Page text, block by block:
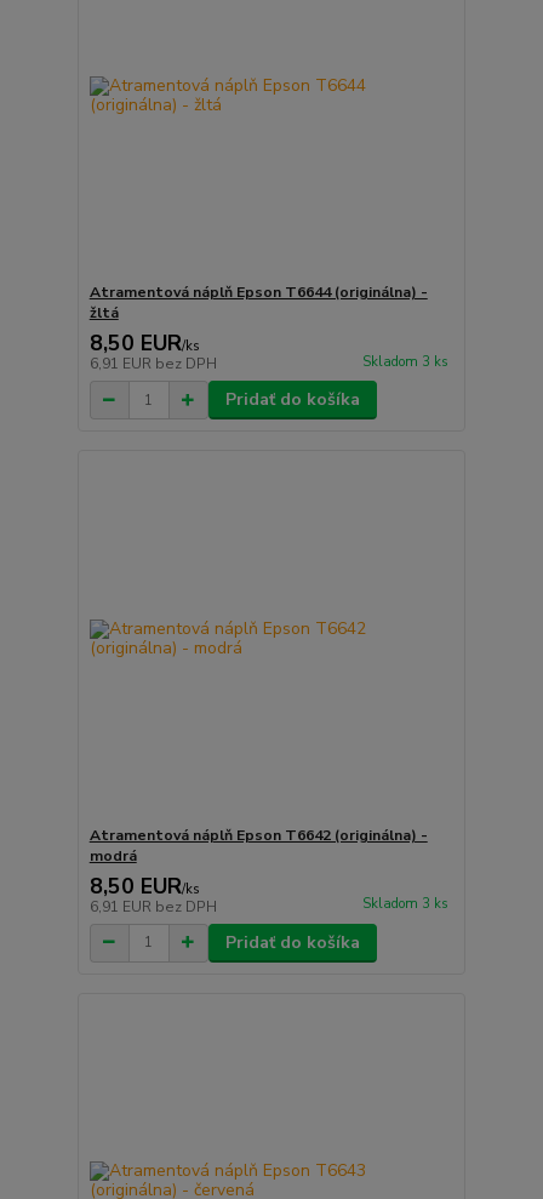
Atramentová náplň Epson T6644 (originálna) -
žltá
8,50 EUR/ks
6,91 EUR bez DPH Skladom 3 ks
Pridať do košíka
Atramentová náplň Epson T6642 (originálna) -
modrá
8,50 EUR/ks
6,91 EUR bez DPH Skladom 3 ks
Pridať do košíka